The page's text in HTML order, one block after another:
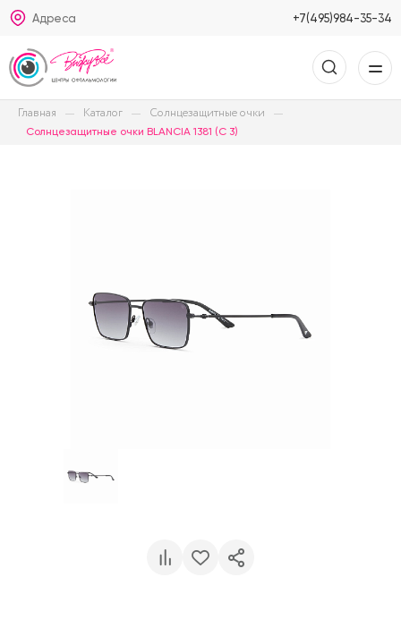
Адреса +7(495)984-35-34
Главная Каталог Солнцезащитные очки
Солнцезащитные очки BLANCIA 1381 (C 3)